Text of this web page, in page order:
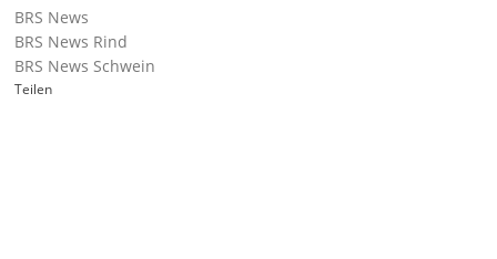
BRS News
BRS News Rind
BRS News Schwein
Teilen